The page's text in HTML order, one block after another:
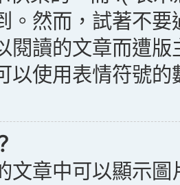
。然而，試著不
閱讀的文章而遭
以使用表情符號的
文章中可以顯示